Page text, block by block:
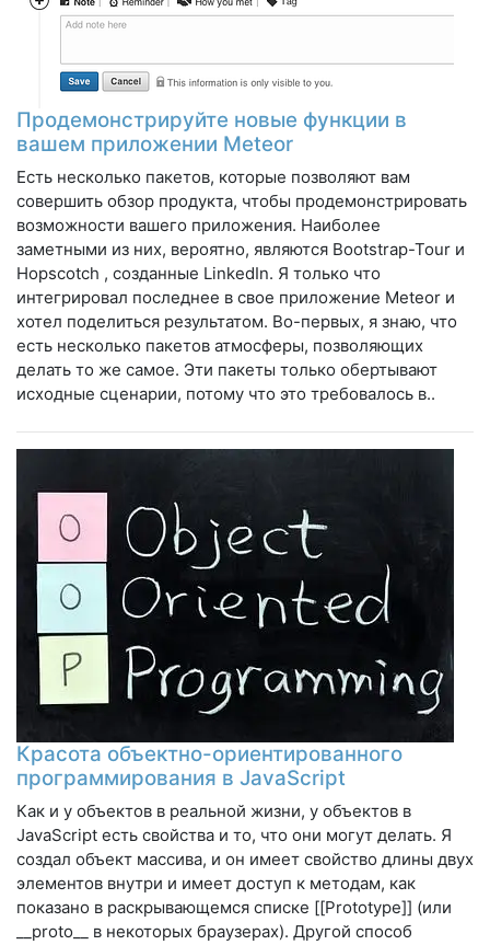
Продемонстрируйте новые функции в
вашем приложении Meteor
Есть несколько пакетов, которые позволяют вам
совершить обзор продукта, чтобы продемонстрировать
возможности вашего приложения. Наиболее
заметными из них, вероятно, являются Bootstrap-Tour и
Hopscotch , созданные LinkedIn. Я только что
интегрировал последнее в свое приложение Meteor и
хотел поделиться результатом. Во-первых, я знаю, что
есть несколько пакетов атмосферы, позволяющих
делать то же самое. Эти пакеты только обертывают
исходные сценарии, потому что это требовалось в..
Красота объектно-ориентированного
программирования в JavaScript
Как и у объектов в реальной жизни, у объектов в
JavaScript есть свойства и то, что они могут делать. Я
создал объект массива, и он имеет свойство длины двух
элементов внутри и имеет доступ к методам, как
показано в раскрывающемся списке [[Prototype]] (или
__proto__ в некоторых браузерах). Другой способ